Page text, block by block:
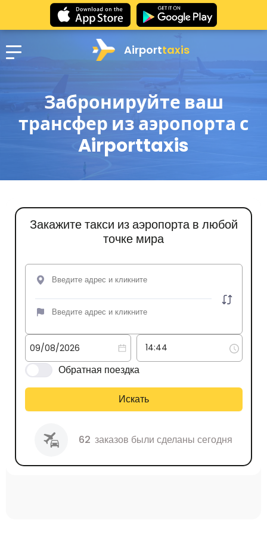
Airporttaxis
Забронируйте ваш
трансфер из аэропорта с
Airporttaxis
Закажите такси из аэропорта в любой
точке мира
Обратная поездка
Искать
62 заказов были сделаны сегодня